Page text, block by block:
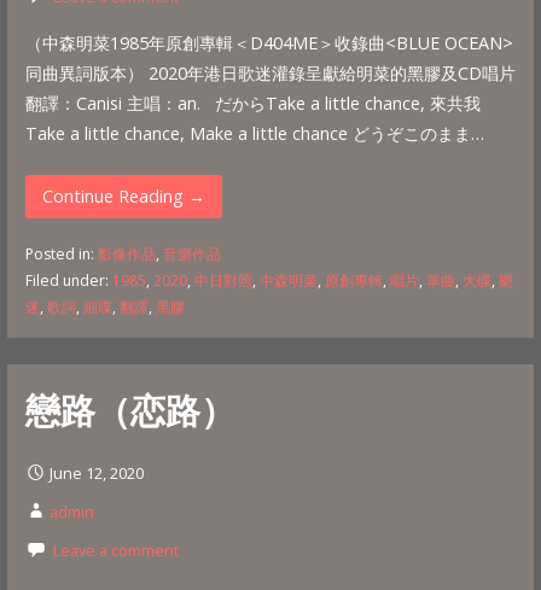
（中森明菜1985年原創專輯＜D404ME＞收錄曲<BLUE OCEAN>
同曲異詞版本） 2020年港日歌迷灌錄呈獻給明菜的黑膠及CD唱片
翻譯：Canisi 主唱：an. だからTake a little chance, 來共我
Take a little chance, Make a little chance どうぞこのまま…
Continue Reading →
Posted in: 影像作品, 音樂作品
Filed under: 1985, 2020, 中日對照, 中森明菜, 原創專輯, 唱片, 單曲, 大碟, 樂
迷, 歌詞, 細碟, 翻譯, 黑膠
戀路（恋路）
June 12, 2020
admin
Leave a comment